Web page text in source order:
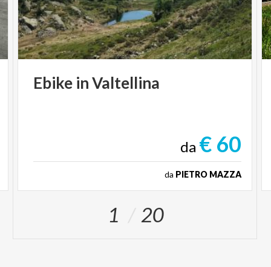
Ebike inValtellina
da € 60
da PIETRO MAZZA
1 20